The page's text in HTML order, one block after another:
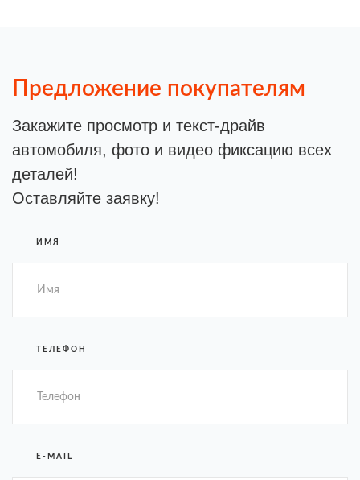
Предложение покупателям
Закажите просмотр и текст-драйв
автомобиля, фото и видео фиксацию всех
деталей!
Оставляйте заявку!
ИМЯ
ТЕЛЕФОН
E-MAIL